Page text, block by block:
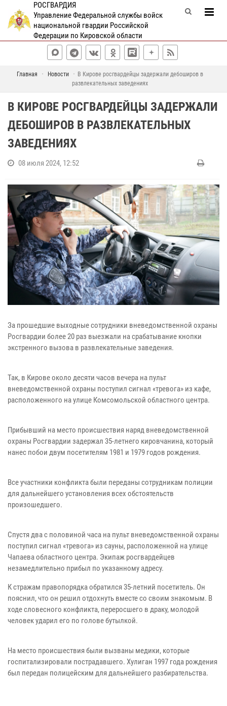
РОСГВАРДИЯ
Управление Федеральной службы войск
национальной гвардии Российской
Федерации по Кировской области
Главная Новости
В Кирове росгвардейцы задержали дебоширов в
развлекательных заведениях
В КИРОВЕ РОСГВАРДЕЙЦЫ ЗАДЕРЖАЛИ
ДЕБОШИРОВ В РАЗВЛЕКАТЕЛЬНЫХ
ЗАВЕДЕНИЯХ
08 июля 2024, 12:52
За прошедшие выходные сотрудники вневедомственной охраны
Росгвардии более 20 раз выезжали на срабатывание кнопки
экстренного вызова в развлекательные заведения.
Так, в Кирове около десяти часов вечера на пульт
вневедомственной охраны поступил сигнал «тревога» из кафе,
расположенного на улице Комсомольской областного центра.
Прибывший на место происшествия наряд вневедомственной
охраны Росгвардии задержал 35-летнего кировчанина, который
нанес побои двум посетителям 1981 и 1979 годов рождения.
Все участники конфликта были переданы сотрудникам полиции
для дальнейшего установления всех обстоятельств
произошедшего.
Спустя два с половиной часа на пульт вневедомственной охраны
поступил сигнал «тревога» из сауны, расположенной на улице
Чапаева областного центра. Экипаж росгвардейцев
незамедлительно прибыл по указанному адресу.
К стражам правопорядка обратился 35-летний посетитель. Он
пояснил, что он решил отдохнуть вместе со своим знакомым. В
ходе словесного конфликта, переросшего в драку, молодой
человек ударил его по голове бутылкой.
На место происшествия были вызваны медики, которые
госпитализировали пострадавшего. Хулиган 1997 года рождения
был передан полицейским для дальнейшего разбирательства.